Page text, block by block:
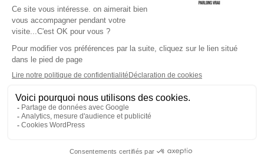
L'application Iphone / Android
Téléchargez l'application
Les cookies
Gestion des cookies
Crédit photos : ©Sud Radio / Pierre Olivier